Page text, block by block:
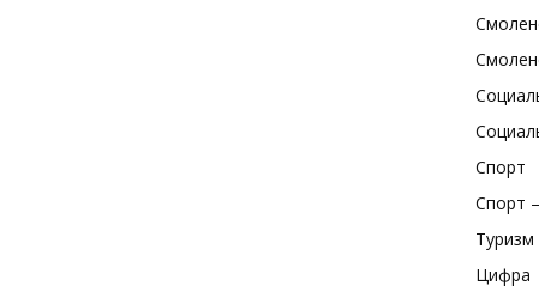
Спорт
Спорт
Туризм
Цифра